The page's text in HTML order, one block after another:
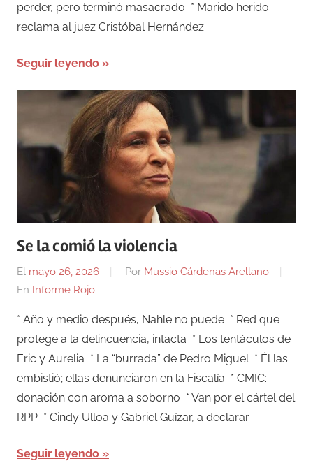
perder, pero terminó masacrado * Marido herido
reclama al juez Cristóbal Hernández
Seguir leyendo
Se la comió la violencia
El mayo 26, 2026 Por Mussio Cárdenas Arellano
En Informe Rojo
* Año y medio después, Nahle no puede * Red que
protege a la delincuencia, intacta * Los tentáculos de
Eric y Aurelia * La “burrada” de Pedro Miguel * Él las
embistió; ellas denunciaron en la Fiscalía * CMIC:
donación con aroma a soborno * Van por el cártel del
RPP * Cindy Ulloa y Gabriel Guízar, a declarar
Seguir leyendo